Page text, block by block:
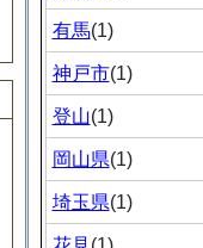
有馬(1)
神戸市(1)
登山(1)
岡山県(1)
埼玉県(1)